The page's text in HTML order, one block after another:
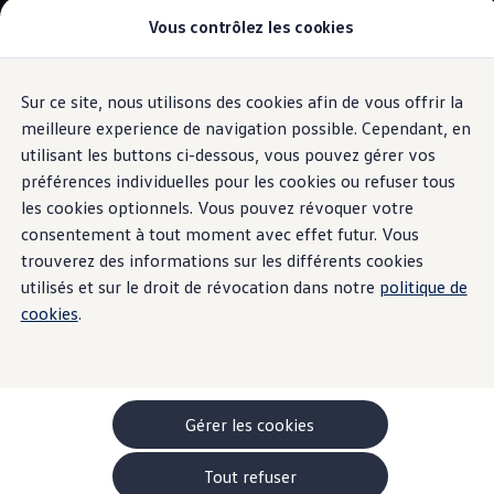
Vous contrôlez les cookies
Sur ce site, nous utilisons des cookies afin de vous offrir la
meilleure experience de navigation possible. Cependant, en
utilisant les buttons ci-dessous, vous pouvez gérer vos
préférences individuelles pour les cookies ou refuser tous
les cookies optionnels. Vous pouvez révoquer votre
consentement à tout moment avec effet futur. Vous
trouverez des informations sur les différents cookies
utilisés et sur le droit de révocation dans notre politique de
cookies.
Tout refuser
Gérer les cookies
Aller au
contenu
principal
Aller
au
pied
de
page
Modèles et configurateur
Offres pour particuliers
ID. Polo
ID.3 Neo
T-Roc
T-Cross
Taigo
Golf
Tiguan
Tayron
ID.3 GTX FIRE+ICE
Brochure promotionelle
Véhicules en stock
Véhicules d'occasions
-> Volkswagen Financial Services (Leasing)
Listes de prix
Avertissement de danger (Car2X)
Est capable de détecter
ce qui pourrait arriver